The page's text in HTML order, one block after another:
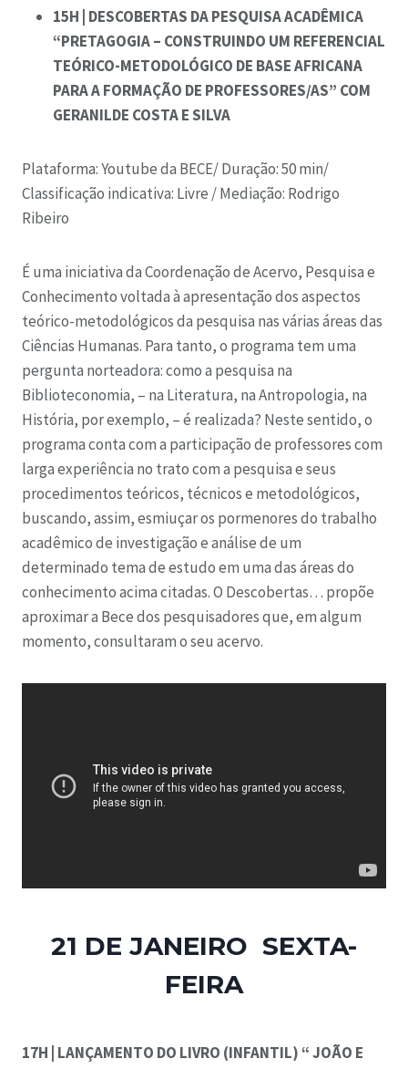
15H | DESCOBERTAS DA PESQUISA ACADÊMICA
“PRETAGOGIA – CONSTRUINDO UM REFERENCIAL
TEÓRICO-METODOLÓGICO DE BASE AFRICANA
PARA A FORMAÇÃO DE PROFESSORES/AS” COM
GERANILDE COSTA E SILVA
Plataforma: Youtube da BECE/Duração: 50 min/
Classificação indicativa: Livre /Mediação: Rodrigo
Ribeiro
É uma iniciativa da Coordenação de Acervo, Pesquisa e
Conhecimento voltada à apresentação dos aspectos
teórico-metodológicos da pesquisa nas várias áreas das
Ciências Humanas. Para tanto, o programa tem uma
pergunta norteadora: como a pesquisa na
Biblioteconomia, – na Literatura, na Antropologia, na
História, por exemplo, – é realizada? Neste sentido, o
programa conta com a participação de professores com
larga experiência no trato com a pesquisa e seus
procedimentos teóricos, técnicos e metodológicos,
buscando, assim, esmiuçar os pormenores do trabalho
acadêmico de investigação e análise de um
determinado tema de estudo em uma das áreas do
conhecimento acima citadas. O Descobertas… propõe
aproximar a Bece dos pesquisadores que, em algum
momento, consultaram o seu acervo.
21 DE JANEIRO SEXTA-
FEIRA
17H | LANÇAMENTO DO LIVRO (INFANTIL) “ JOÃO E